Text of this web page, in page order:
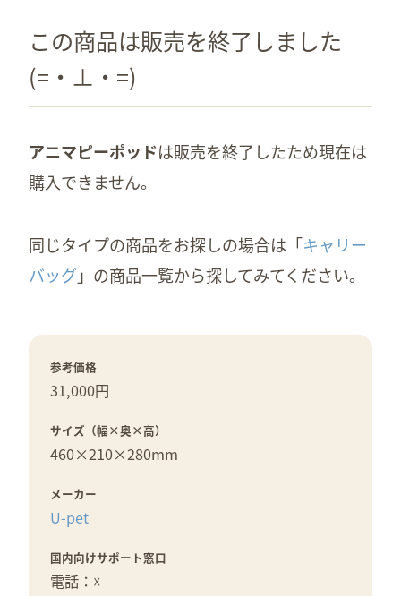
この商品は販売を終了しました
(=・⊥・=)
アニマピーポッドは販売を終了したため現在は
購入できません。
同じタイプの商品をお探しの場合は「キャリー
バッグ 」の商品一覧から探してみてください。
参考価格
31,000円
サイズ（幅×奥×高）
460×210×280mm
メーカー
U-pet
国内向けサポート窓口
電話：☓